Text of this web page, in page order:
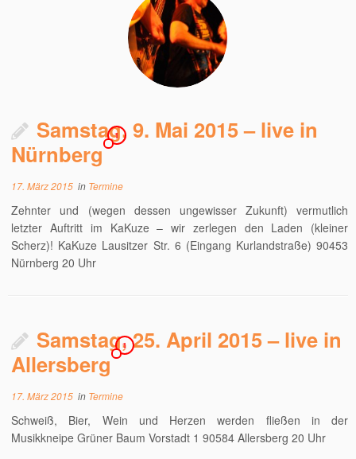
Samstag, 9. Mai 2015 – live in
Nürnberg
1
17. März 2015 in Termine
Zehnter und (wegen dessen ungewisser Zukunft) vermutlich
letzter Auftritt im KaKuze – wir zerlegen den Laden (kleiner
Scherz)! KaKuze Lausitzer Str. 6 (Eingang Kurlandstraße) 90453
Nürnberg 20 Uhr
Samstag, 25. April 2015 – live in
Allersberg
1
17. März 2015 in Termine
Schweiß, Bier, Wein und Herzen werden fließen in der
Musikkneipe Grüner Baum Vorstadt 1 90584 Allersberg 20 Uhr